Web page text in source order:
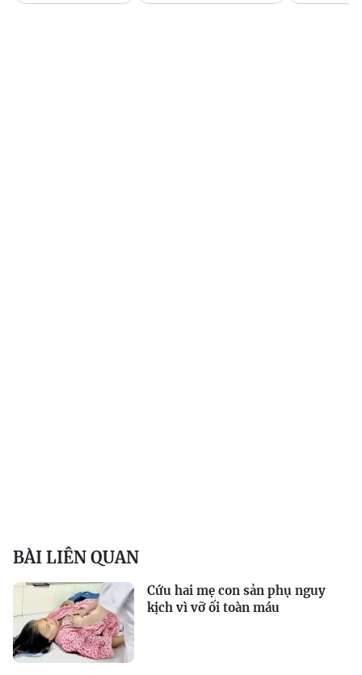
BÀI LIÊN QUAN
Cứu hai mẹ con sản phụ nguy
kịch vì vỡ ối toàn máu